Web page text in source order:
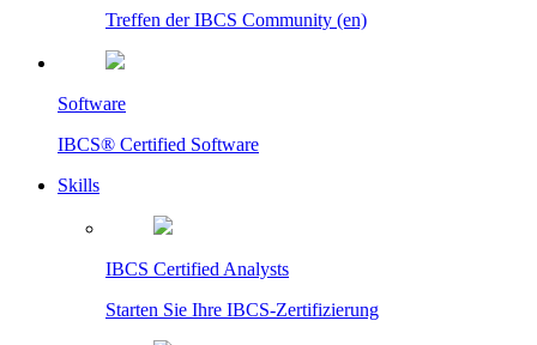
Treffen der IBCS Community (en)
Software
IBCS® Certified Software
Skills
IBCS Certified Analysts
Starten Sie Ihre IBCS-Zertifizierung